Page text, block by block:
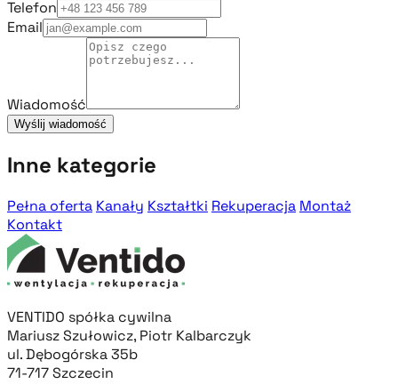
Telefon
Email
Wiadomość
Wyślij wiadomość
Inne kategorie
Pełna oferta Kanały Kształtki Rekuperacja Montaż
Kontakt
VENTIDO spółka cywilna
Mariusz Szułowicz, Piotr Kalbarczyk
ul. Dębogórska 35b
71-717 Szczecin